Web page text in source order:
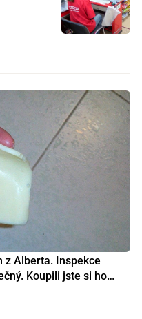
z Alberta. Inspekce
Koupili jste si ho